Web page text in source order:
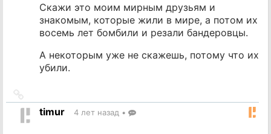
Скажи это моим мирным друзьям и
знакомым, которые жили в мире, а потом их
восемь лет бомбили и резали бандеровцы.
А некоторым уже не скажешь, потому что их
убили.
на
источник
timur 4 лет назад •